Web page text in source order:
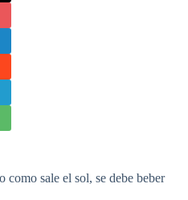
como sale el sol, se debe beber